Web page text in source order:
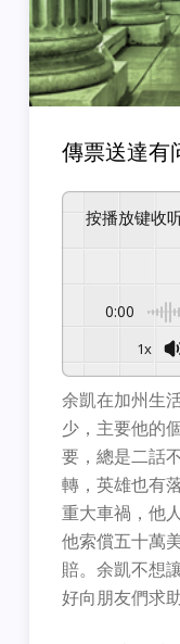
傳票送達有
按播放键收
0:00
1x
余凱在加州生
少，主要他的
要，總是二話
轉，英雄也有
重大車禍，他
他索償五十萬
賠。余凱不想
好向朋友們求助